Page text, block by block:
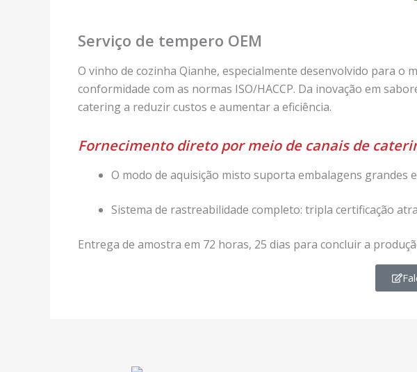
Serviço de tempero OEM
O vinho de cozinha Qianhe, especialmente desenvolvido para
conformidade com as normas ISO/HACCP. Da inovação em
catering a reduzir custos e aumentar a eficiência.
Fornecimento direto por meio de canais de
O modo de aquisição misto suporta embalagens grandes
Sistema de rastreabilidade completo: tripla certificação
Entrega de amostra em 72 horas, 25 dias para concluir a